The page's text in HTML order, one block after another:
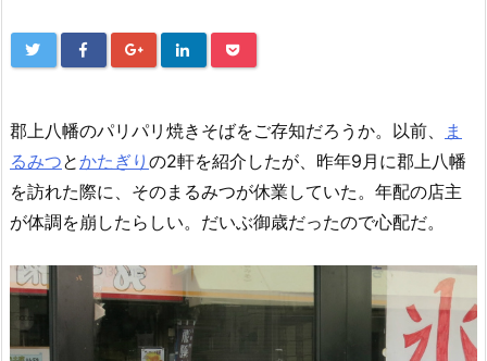
郡上八幡のパリパリ焼きそばをご存知だろうか。以前、
ま
るみつとかたぎり の2軒を紹介したが、昨年9月に郡上八幡
を訪れた際に、そのまるみつが休業していた。年配の店主
が体調を崩したらしい。だいぶ御歳だったので心配だ。